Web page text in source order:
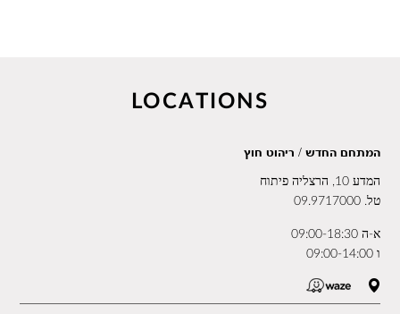
LOCATIONS
המתחם החדש / ריהוט חוץ
המדע 10, הרצליה פיתוח
טל.09.9717000
א-ה 09:00-18:30
ו 09:00-14:00